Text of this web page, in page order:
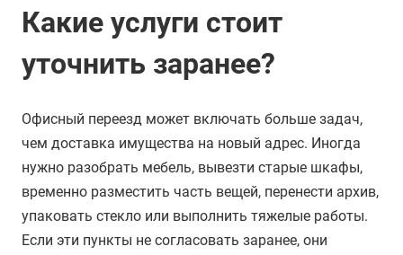
Какие услуги стоит
уточнить заранее?
Офисный переезд может включать больше задач,
чем доставка имущества на новый адрес. Иногда
нужно разобрать мебель, вывезти старые шкафы,
временно разместить часть вещей, перенести архив,
упаковать стекло или выполнить тяжелые работы.
Если эти пункты не согласовать заранее, они